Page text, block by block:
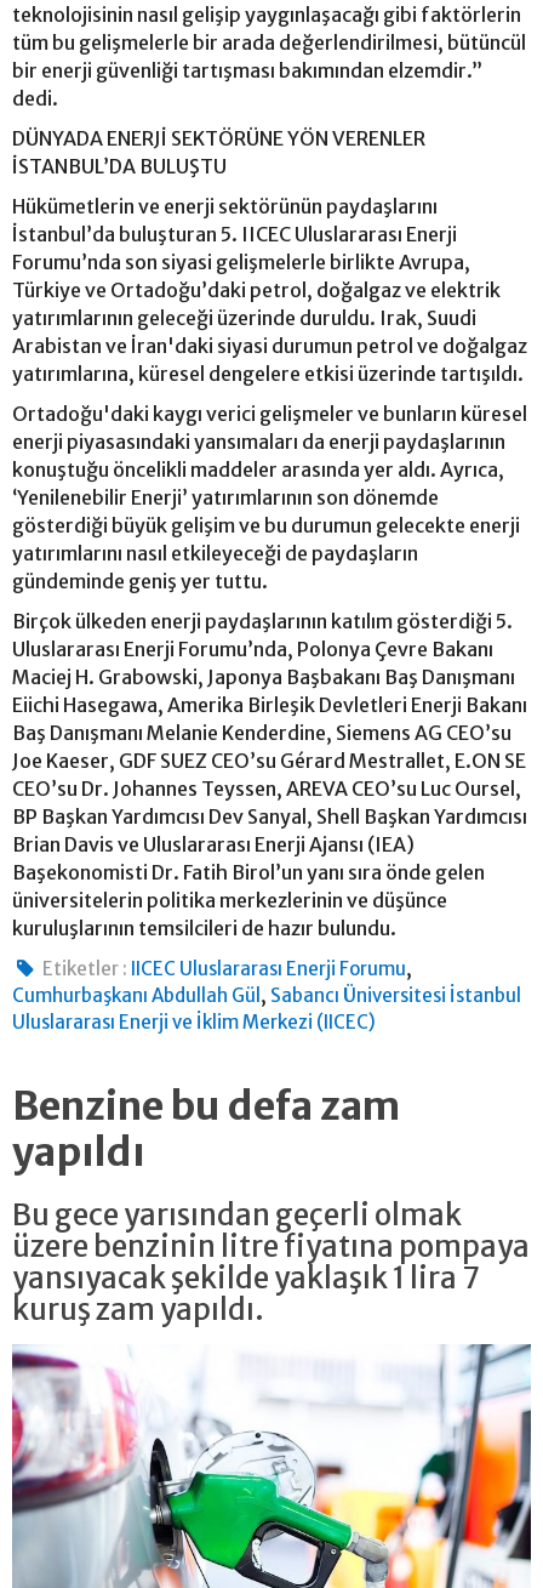
teknolojisinin nasıl gelişip yaygınlaşacağı gibi faktörlerin
tüm bu gelişmelerle bir arada değerlendirilmesi, bütüncül
bir enerji güvenliği tartışması bakımından elzemdir.”
dedi.
DÜNYADA ENERJİ SEKTÖRÜNE YÖN VERENLER
İSTANBUL’DA BULUŞTU
Hükümetlerin ve enerji sektörünün paydaşlarını
İstanbul’da buluşturan 5. IICEC Uluslararası Enerji
Forumu’nda son siyasi gelişmelerle birlikte Avrupa,
Türkiye ve Ortadoğu’daki petrol, doğalgaz ve elektrik
yatırımlarının geleceği üzerinde duruldu. Irak, Suudi
Arabistan ve İran'daki siyasi durumun petrol ve doğalgaz
yatırımlarına, küresel dengelere etkisi üzerinde tartışıldı.
Ortadoğu'daki kaygı verici gelişmeler ve bunların küresel
enerji piyasasındaki yansımaları da enerji paydaşlarının
konuştuğu öncelikli maddeler arasında yer aldı. Ayrıca,
‘Yenilenebilir Enerji’ yatırımlarının son dönemde
gösterdiği büyük gelişim ve bu durumun gelecekte enerji
yatırımlarını nasıl etkileyeceği de paydaşların
gündeminde geniş yer tuttu.
Birçok ülkeden enerji paydaşlarının katılım gösterdiği 5.
Uluslararası Enerji Forumu’nda, Polonya Çevre Bakanı
Maciej H. Grabowski, Japonya Başbakanı Baş Danışmanı
Eiichi Hasegawa, Amerika Birleşik Devletleri Enerji Bakanı
Baş Danışmanı Melanie Kenderdine, Siemens AG CEO’su
Joe Kaeser, GDF SUEZ CEO’su Gérard Mestrallet, E.ON SE
CEO’su Dr. Johannes Teyssen, AREVA CEO’su Luc Oursel,
BP Başkan Yardımcısı Dev Sanyal, Shell Başkan Yardımcısı
Brian Davis ve Uluslararası Enerji Ajansı (IEA)
Başekonomisti Dr. Fatih Birol’un yanı sıra önde gelen
üniversitelerin politika merkezlerinin ve düşünce
kuruluşlarının temsilcileri de hazır bulundu.
Etiketler : IICEC Uluslararası Enerji Forumu,
Cumhurbaşkanı Abdullah Gül , Sabancı Üniversitesi İstanbul
Uluslararası Enerji ve İklim Merkezi (IICEC)
Benzine bu defa zam
yapıldı
Bu gece yarısından geçerli olmak
üzere benzinin litre fiyatına pompaya
yansıyacak şekilde yaklaşık 1 lira 7
kuruş zam yapıldı.